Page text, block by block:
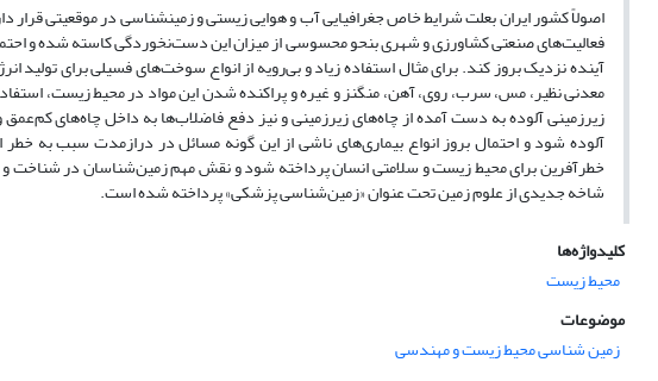
اصولاً کشور ایران بعلت شرایط خاص جغرافیایی آب و هوایی زیستی و زمینشناسی در موقعیتی
فعالیتهای صنعتی کشاورزی و شهری بنحو محسوسی از میزان این دست‌نخوردگی کاسته شده و
آینده نزدیک بروز کند. برای مثال استفاده زیاد و بی‌رویه از انواع سوخت‌های فسیلی برای تولید
معدنی نظیر، مس، سرب، روی، آهن، منگنز و غیره و پراکنده شدن این مواد در محیط زیست،
زیرزمینی آلوده به دست آمده از چاه‌های زیرزمینی و نیز دفع فاضلاب‌ها به داخل چاه‌های
آلوده شود و احتمال بروز انواع بیماری‌های ناشی از این گونه مسائل در درازمدت سبب به
خطرآفرین برای محیط زیست و سلامتی انسان پرداخته شود و نقش مهم زمینشناسان در شناخت و
شاخه جدیدی از علوم زمین تحت عنوان «زمینشناسی پزشکی» پرداخته شده است.
کلیدواژه‌ها
محیط زیست
موضوعات
زمین شناسی محیط زیست و مهندسی